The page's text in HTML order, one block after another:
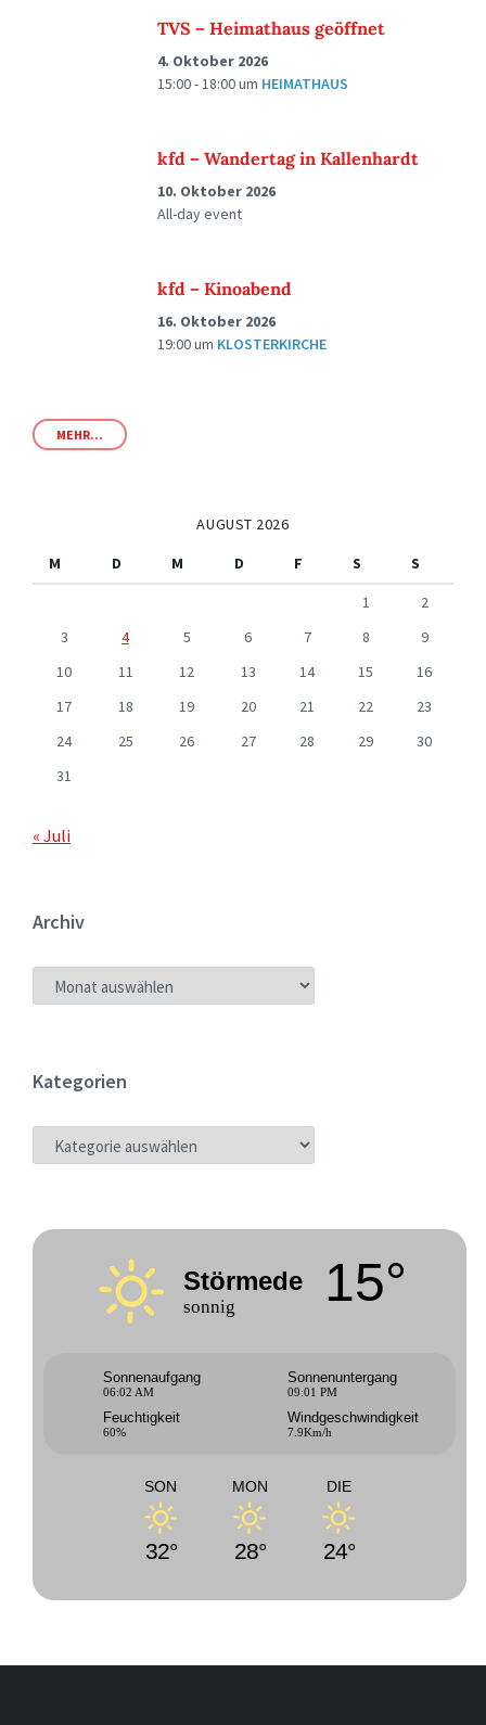
TVS – Heimathaus geöffnet
4. Oktober 2026
15:00 - 18:00um HEIMATHAUS
kfd – Wandertag in Kallenhardt
10. Oktober 2026
All-day event
kfd – Kinoabend
16. Oktober 2026
19:00um KLOSTERKIRCHE
MEHR...
AUGUST 2026
M
D M D F S
S
1
2
3
4 5 6 7 8
9
10
11 12 13 14 15
16
17
18 19 20 21 22
23
24
25 26 27 28 29
30
31
« Juli
Archiv
ARCHIV
Kategorien
KATEGORIEN
Störmede
sonnig 15°
Sonnenaufgang
06:02 AM
Sonnenuntergang
09:01 PM
Feuchtigkeit
60%
Windgeschwindigkeit
7.9Km/h
SON
32°
MON
28°
DIE
24°